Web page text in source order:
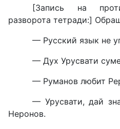
[Запись на
разворота тетради:]
— Русский язык не
— Дух Урусвати
— Руманов любит
— Урусвати, дай
Неронов.